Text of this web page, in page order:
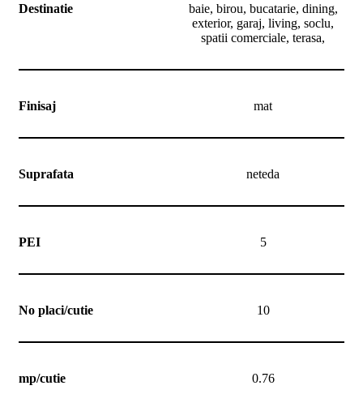
Destinatie
baie, birou, bucatarie, dining,
exterior, garaj, living, soclu,
spatii comerciale, terasa,
Finisaj mat
Suprafata neteda
PEI 5
No placi/cutie 10
mp/cutie 0.76